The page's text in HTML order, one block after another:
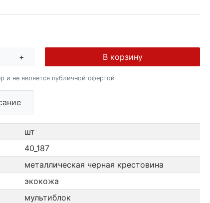
+ В корзину
и не является публичной офертой
шт
40_187
металлическая черная крестовина
экокожа
мультиблок